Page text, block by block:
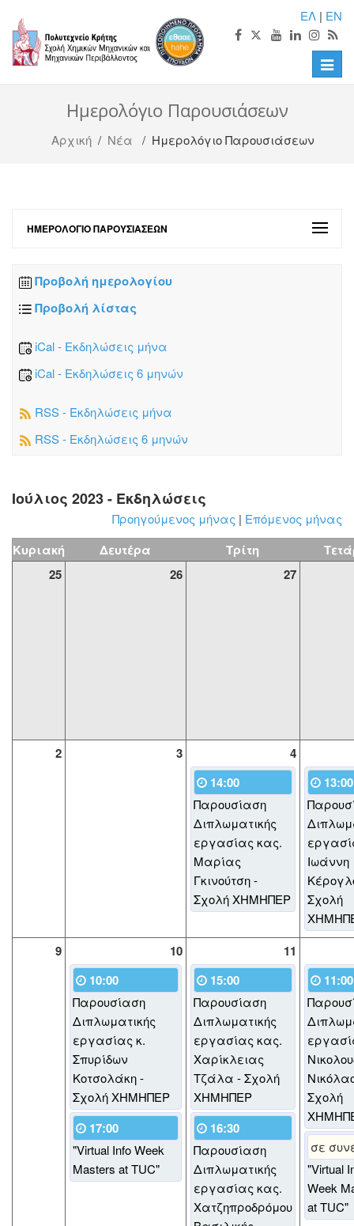
ΕΛ | EN
Toggle
Ημερολόγιο Παρουσιάσεων
Αρχική / Νέα / Ημερολόγιο Παρουσιάσεων
ΗΜΕΡΟΛΌΓΙΟ ΠΑΡΟΥΣΙΆΣΕΩΝ
Προβολή ημερολογίου
Προβολή λίστας
iCal - Εκδηλώσεις μήνα
iCal - Εκδηλώσεις 6 μηνών
RSS - Εκδηλώσεις μήνα
RSS - Εκδηλώσεις 6 μηνών
Ιούλιος 2023 - Εκδηλώσεις
Προηγούμενος μήνας | Επόμενος μήνας
Κυριακή Δευτέρα Τρίτη
25
26 27
2 3
4
14:00
Παρουσίαση
Διπλωματικής
εργασίας κας.
Μαρίας
Γκινούτση -
Σχολή ΧΗΜΗΠΕΡ
13:00
Ιωάννη
Σχολή
9 10
11
10:00
Παρουσίαση
Διπλωματικής
εργασίας κ.
Σπυρίδων
Κοτσολάκη -
Σχολή ΧΗΜΗΠΕΡ
17:00
"Virtual Info Week
Masters at TUC"
15:00
Παρουσίαση
Διπλωματικής
εργασίας κας.
Χαρίκλειας
Τζάλα - Σχολή
ΧΗΜΗΠΕΡ
16:30
Παρουσίαση
Διπλωματικής
εργασίας κας.
Χατζηπροδρόμου
11:00
Σχολή
σε
"Virtual
Week
at TUC"